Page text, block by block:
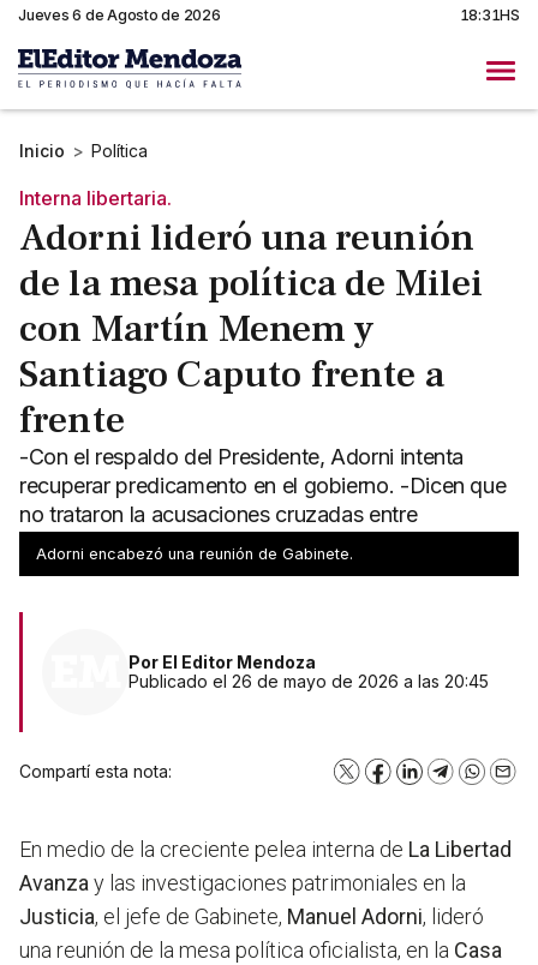
Jueves 6 de Agosto de 2026 18:31HS
Inicio > Política
Interna libertaria.
Adorni lideró una reunión
de la mesa política de Milei
con Martín Menem y
Santiago Caputo frente a
frente
-Con el respaldo del Presidente, Adorni intenta
recuperar predicamento en el gobierno. -Dicen que
no trataron la acusaciones cruzadas entre
facciones.
Adorni encabezó una reunión de Gabinete.
Por El Editor Mendoza
Publicado el 26 de mayo de 2026 a las 20:45
Compartí esta nota: X Facebook
LinkedInTelegram
En medio de la creciente pelea interna de La Libertad
Avanza y las investigaciones patrimoniales en la
Justicia, el jefe de Gabinete, Manuel Adorni, lideró
una reunión de la mesa política oficialista, en la Casa